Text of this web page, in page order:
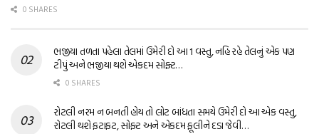
0 SHARES
ભજીયા તળતા પહેલા તેલમાં ઉમેરી દો આ 1 વસ્તુ, નહિ રહે તેલનું એક પણ
ટીપું અને ભજીયા થશે એકદમ સોફ્ટ…
0 SHARES
રોટલી નરમ ન બનતી હોય તો લોટ બાંધતા સમયે ઉમેરી દો આ એક વસ્તુ,
રોટલી થશે ફટાફટ, સોફ્ટ અને એકદમ ફૂલીને દડા જેવી…